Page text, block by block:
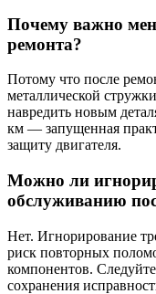
Почему важно
ремонта?
Потому что после
металлической
навредить новым
км — запущенная
защиту двигателя.
Можно ли
обслуживанию
Нет. Игнорирование
риск повторных
компонентов.
сохранения